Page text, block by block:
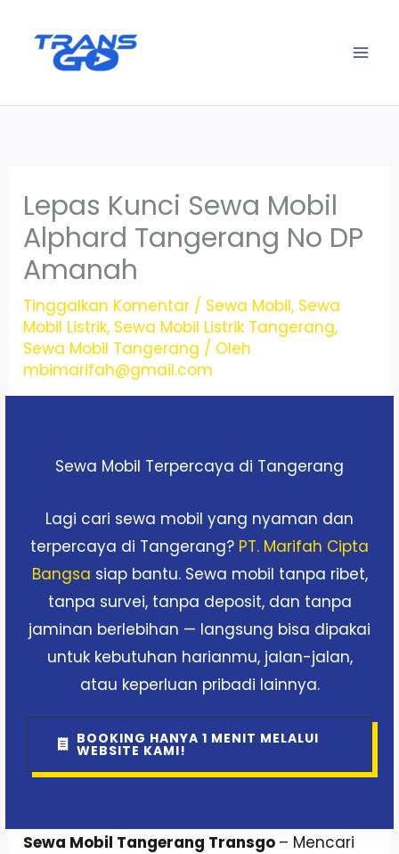
Lepas Kunci Sewa Mobil
Alphard Tangerang No DP
Amanah
Tinggalkan Komentar / Sewa Mobil, Sewa
Mobil Listrik, Sewa Mobil Listrik Tangerang,
Sewa Mobil Tangerang / Oleh
mbimarifah@gmail.com
Sewa Mobil Terpercaya di Tangerang
Lagi cari sewa mobil yang nyaman dan
terpercaya di Tangerang? PT. Marifah Cipta
Bangsa siap bantu. Sewa mobil tanpa ribet,
tanpa survei, tanpa deposit, dan tanpa
jaminan berlebihan — langsung bisa dipakai
untuk kebutuhan harianmu, jalan-jalan,
atau keperluan pribadi lainnya.
BOOKING HANYA 1 MENIT MELALUI
WEBSITE KAMI!
Sewa Mobil Tangerang Transgo – Mencari